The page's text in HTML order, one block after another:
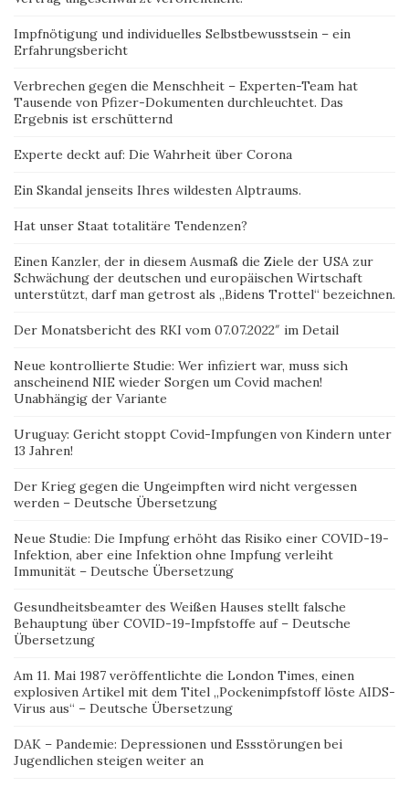
Impfnötigung und individuelles Selbstbewusstsein – ein
Erfahrungsbericht
Verbrechen gegen die Menschheit – Experten-Team hat
Tausende von Pfizer-Dokumenten durchleuchtet. Das
Ergebnis ist erschütternd
Experte deckt auf: Die Wahrheit über Corona
Ein Skandal jenseits Ihres wildesten Alptraums.
Hat unser Staat totalitäre Tendenzen?
Einen Kanzler, der in diesem Ausmaß die Ziele der USA zur
Schwächung der deutschen und europäischen Wirtschaft
unterstützt, darf man getrost als „Bidens Trottel“ bezeichnen.
Der Monatsbericht des RKI vom 07.07.2022″ im Detail
Neue kontrollierte Studie: Wer infiziert war, muss sich
anscheinend NIE wieder Sorgen um Covid machen!
Unabhängig der Variante
Uruguay: Gericht stoppt Covid-Impfungen von Kindern unter
13 Jahren!
Der Krieg gegen die Ungeimpften wird nicht vergessen
werden – Deutsche Übersetzung
Neue Studie: Die Impfung erhöht das Risiko einer COVID-19-
Infektion, aber eine Infektion ohne Impfung verleiht
Immunität – Deutsche Übersetzung
Gesundheitsbeamter des Weißen Hauses stellt falsche
Behauptung über COVID-19-Impfstoffe auf – Deutsche
Übersetzung
Am 11. Mai 1987 veröffentlichte die London Times, einen
explosiven Artikel mit dem Titel „Pockenimpfstoff löste AIDS-
Virus aus“ – Deutsche Übersetzung
DAK – Pandemie: Depressionen und Essstörungen bei
Jugendlichen steigen weiter an